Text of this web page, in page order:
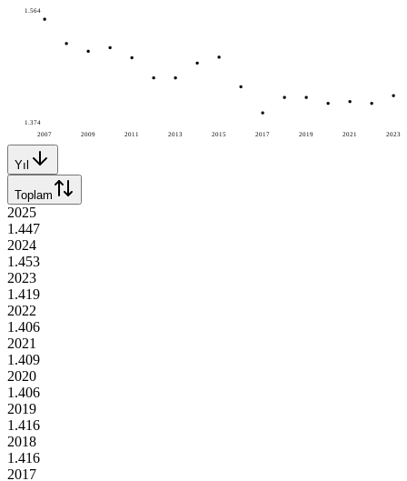
2007 2009 2011 2013 2015 2017 2019 2021 2023
1.564
1.374
Yıl
Toplam
2025
1.447
2024
1.453
2023
1.419
2022
1.406
2021
1.409
2020
1.406
2019
1.416
2018
1.416
2017